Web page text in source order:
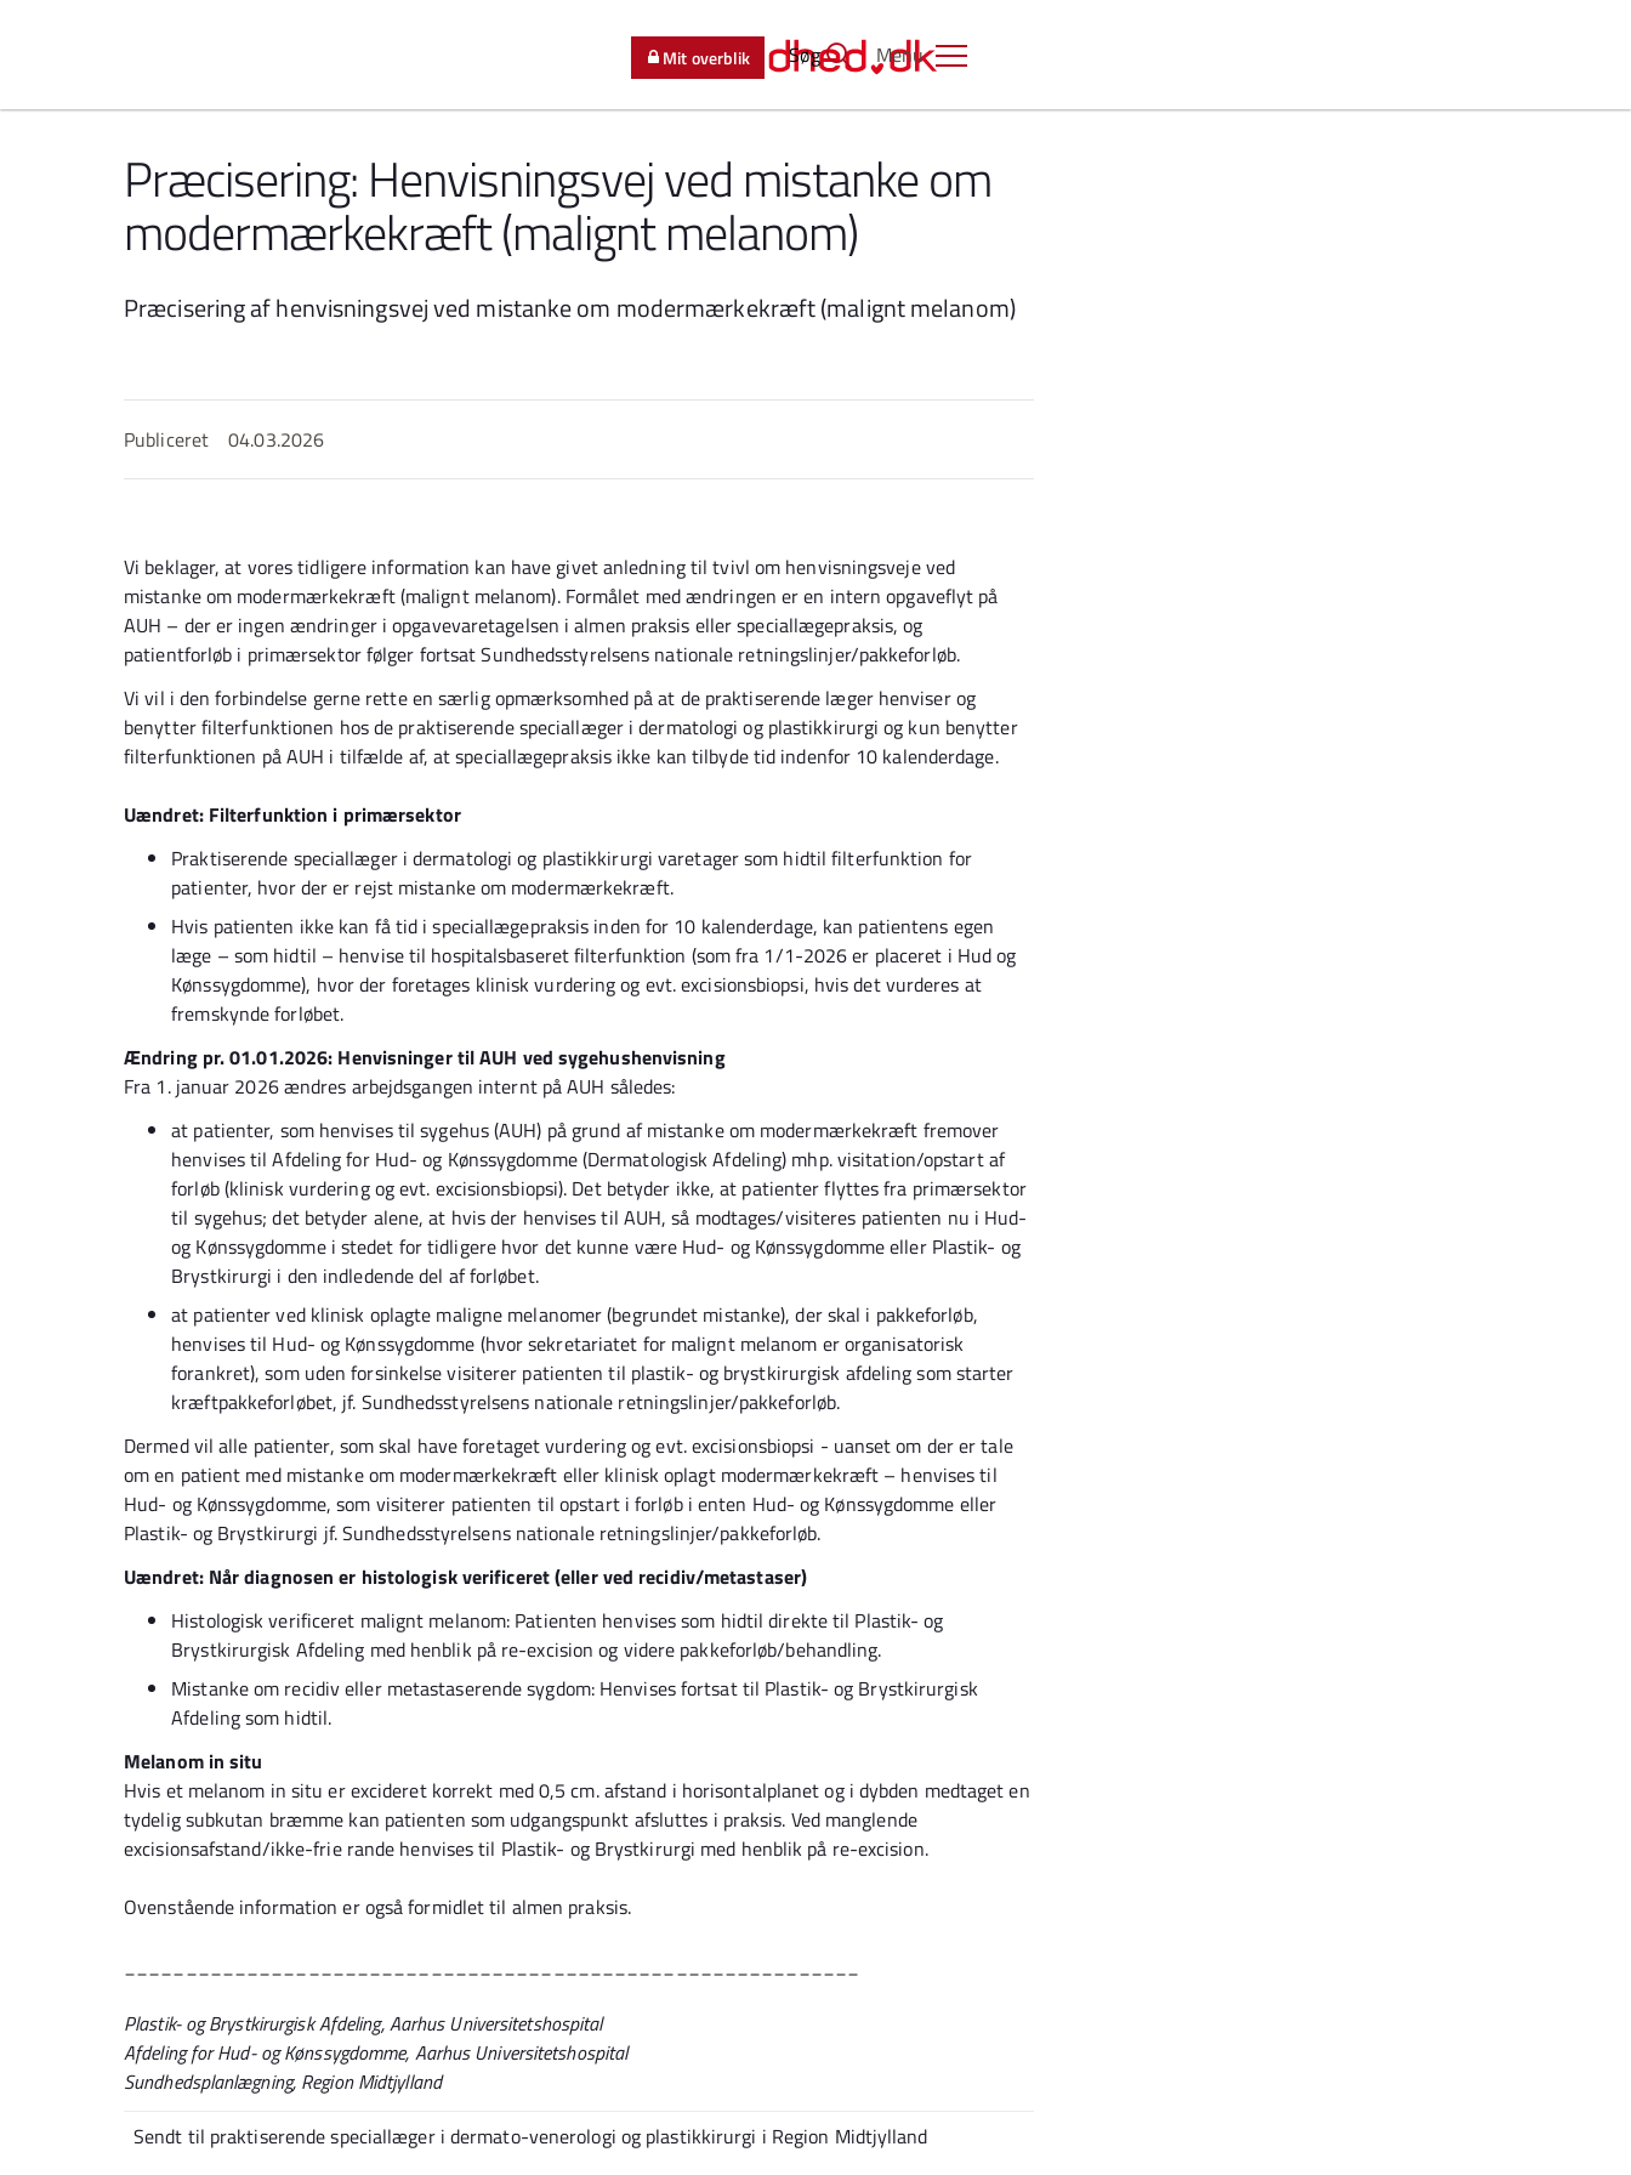
Menu
Søg
Mit overblik
Præcisering: Henvisningsvej ved mistanke om
modermærkekræft (malignt melanom)
Præcisering af henvisningsvej ved mistanke om modermærkekræft (malignt melanom)
Publiceret 04.03.2026
Vi beklager, at vores tidligere information kan have givet anledning til tvivl om henvisningsveje ved
mistanke om modermærkekræft (malignt melanom). Formålet med ændringen er en intern opgaveflyt på
AUH – der er ingen ændringer i opgavevaretagelsen i almen praksis eller speciallægepraksis, og
patientforløb i primærsektor følger fortsat Sundhedsstyrelsens nationale retningslinjer/pakkeforløb.
Vi vil i den forbindelse gerne rette en særlig opmærksomhed på at de praktiserende læger henviser og
benytter filterfunktionen hos de praktiserende speciallæger i dermatologi og plastikkirurgi og kun benytter
filterfunktionen på AUH i tilfælde af, at speciallægepraksis ikke kan tilbyde tid indenfor 10 kalenderdage.
Uændret: Filterfunktion i primærsektor
Praktiserende speciallæger i dermatologi og plastikkirurgi varetager som hidtil filterfunktion for
patienter, hvor der er rejst mistanke om modermærkekræft.
Hvis patienten ikke kan få tid i speciallægepraksis inden for 10 kalenderdage, kan patientens egen
læge – som hidtil – henvise til hospitalsbaseret filterfunktion (som fra 1/1-2026 er placeret i Hud og
Kønssygdomme), hvor der foretages klinisk vurdering og evt. excisionsbiopsi, hvis det vurderes at
fremskynde forløbet.
Ændring pr. 01.01.2026: Henvisninger til AUH ved sygehushenvisning
Fra 1. januar 2026 ændres arbejdsgangen internt på AUH således:
at patienter, som henvises til sygehus (AUH) på grund af mistanke om modermærkekræft fremover
henvises til Afdeling for Hud- og Kønssygdomme (Dermatologisk Afdeling) mhp. visitation/opstart af
forløb (klinisk vurdering og evt. excisionsbiopsi). Det betyder ikke, at patienter flyttes fra primærsektor
til sygehus; det betyder alene, at hvis der henvises til AUH, så modtages/visiteres patienten nu i Hud-
og Kønssygdomme i stedet for tidligere hvor det kunne være Hud- og Kønssygdomme eller Plastik- og
Brystkirurgi i den indledende del af forløbet.
at patienter ved klinisk oplagte maligne melanomer (begrundet mistanke), der skal i pakkeforløb,
henvises til Hud- og Kønssygdomme (hvor sekretariatet for malignt melanom er organisatorisk
forankret), som uden forsinkelse visiterer patienten til plastik- og brystkirurgisk afdeling som starter
kræftpakkeforløbet, jf. Sundhedsstyrelsens nationale retningslinjer/pakkeforløb.
Dermed vil alle patienter, som skal have foretaget vurdering og evt. excisionsbiopsi - uanset om der er tale
om en patient med mistanke om modermærkekræft eller klinisk oplagt modermærkekræft – henvises til
Hud- og Kønssygdomme, som visiterer patienten til opstart i forløb i enten Hud- og Kønssygdomme eller
Plastik- og Brystkirurgi jf. Sundhedsstyrelsens nationale retningslinjer/pakkeforløb.
Uændret: Når diagnosen er histologisk verificeret (eller ved recidiv/metastaser)
Histologisk verificeret malignt melanom: Patienten henvises som hidtil direkte til Plastik- og
Brystkirurgisk Afdeling med henblik på re-excision og videre pakkeforløb/behandling.
Mistanke om recidiv eller metastaserende sygdom: Henvises fortsat til Plastik- og Brystkirurgisk
Afdeling som hidtil.
Melanom in situ
Hvis et melanom in situ er excideret korrekt med 0,5 cm. afstand i horisontalplanet og i dybden medtaget en
tydelig subkutan bræmme kan patienten som udgangspunkt afsluttes i praksis. Ved manglende
excisionsafstand/ikke-frie rande henvises til Plastik- og Brystkirurgi med henblik på re-excision.
Ovenstående information er også formidlet til almen praksis.
Plastik- og Brystkirurgisk Afdeling, Aarhus Universitetshospital
Afdeling for Hud- og Kønssygdomme, Aarhus Universitetshospital
Sundhedsplanlægning, Region Midtjylland
Sendt til praktiserende speciallæger i dermato-venerologi og plastikkirurgi i Region Midtjylland